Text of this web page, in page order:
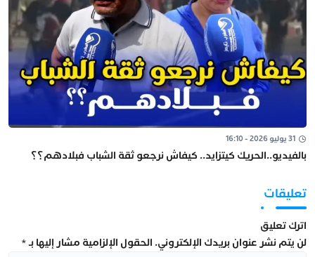
31 يوليو 2026 - 16:10
بالفيديو..الحريك كيتزايد.. كيفاش نرجعو ثقة الشباب فبلادهم؟؟
تعليقات
اترك تعليق
لن يتم نشر عنوان بريدك الإلكتروني. الحقول الإلزامية مشار إليها بـ*